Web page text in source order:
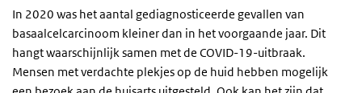
In 2020 was het aantal gediagnosticeerde gevallen van
basaalcelcarcinoom kleiner dan in het voorgaande jaar. Dit
hangt waarschijnlijk samen met de COVID-19-uitbraak.
Mensen met verdachte plekjes op de huid hebben mogelijk